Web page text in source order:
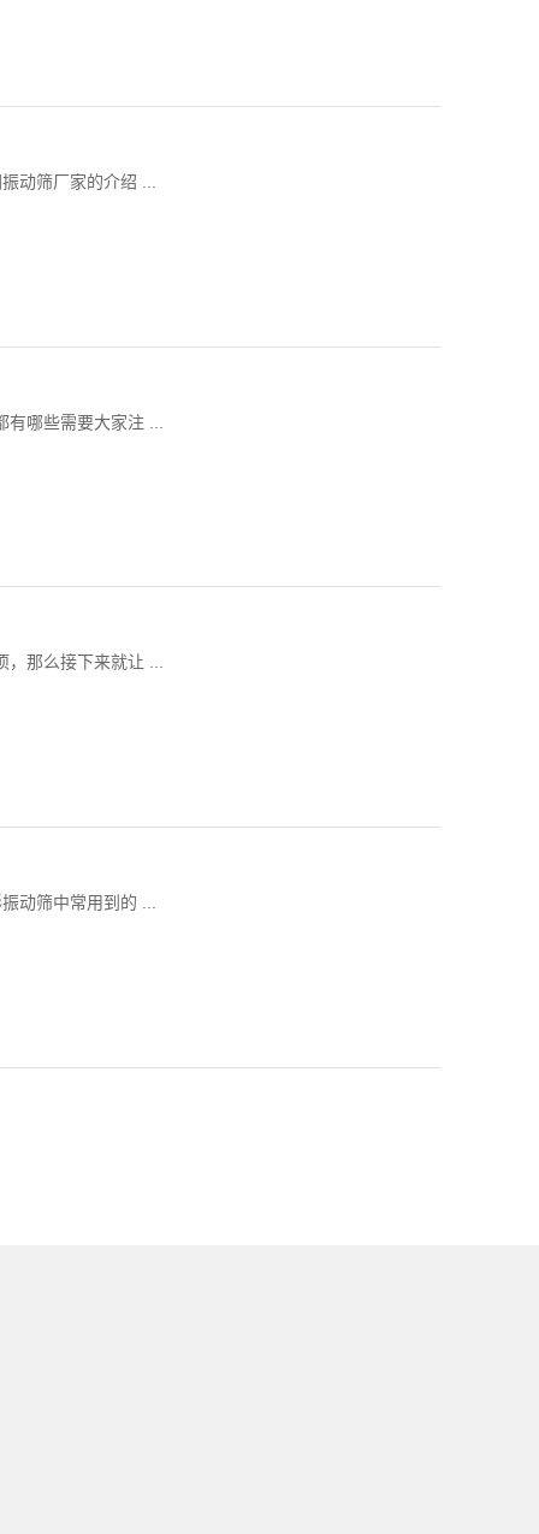
动筛厂家的介绍 ...
哪些需要大家注 ...
，那么接下来就让 ...
动筛中常用到的 ...